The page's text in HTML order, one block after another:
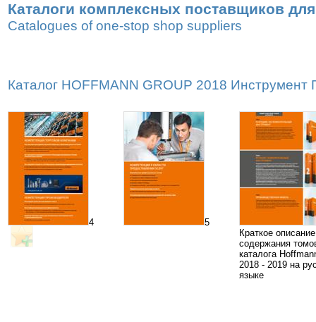
Каталоги комплексных поставщиков
Catalogues of one-stop shop suppliers
Каталог HOFFMANN GROUP 2018
4
5
Краткое описание
содержания
каталога
2018 - 2019 на
языке